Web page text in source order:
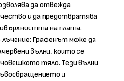
да отвежда
и да предотвратява
на плата.
лъчение: Графенът може да
вълни, които се
тяло. Тези вълни
и